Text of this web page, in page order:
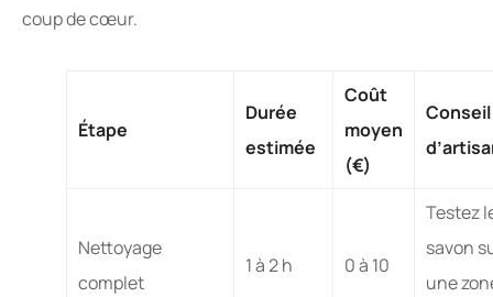
coup de cœur.
Étape
Durée
estimée
Coût
moyen
(€)
Conseil
Nettoyage
complet
1 à 2 h 0 à 10
Testez
savon
une